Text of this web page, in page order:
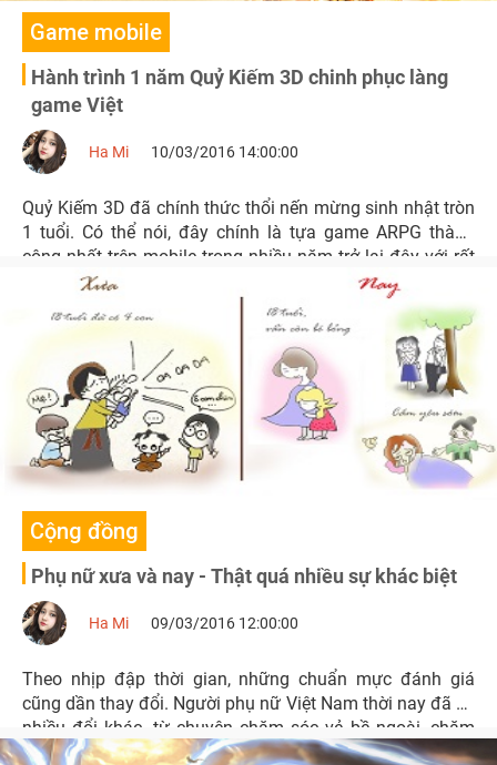
Game mobile
Hành trình 1 năm Quỷ Kiếm 3D chinh phục làng
game Việt
Ha Mi 10/03/2016 14:00:00
Quỷ Kiếm 3D đã chính thức thổi nến mừng sinh nhật tròn
1 tuổi. Có thể nói, đây chính là tựa game ARPG thành
công nhất trên mobile trong nhiều năm trở lại đây với rất
nhiều thành tích ấn tượng.
Cộng đồng
Phụ nữ xưa và nay - Thật quá nhiều sự khác biệt
Ha Mi 09/03/2016 12:00:00
Theo nhịp đập thời gian, những chuẩn mực đánh giá
cũng dần thay đổi. Người phụ nữ Việt Nam thời nay đã có
nhiều đổi khác, từ chuyện chăm sóc vẻ bề ngoài, chăm
sóc sức khỏe đến cách ứng xử, quan niệm về vị thế trong